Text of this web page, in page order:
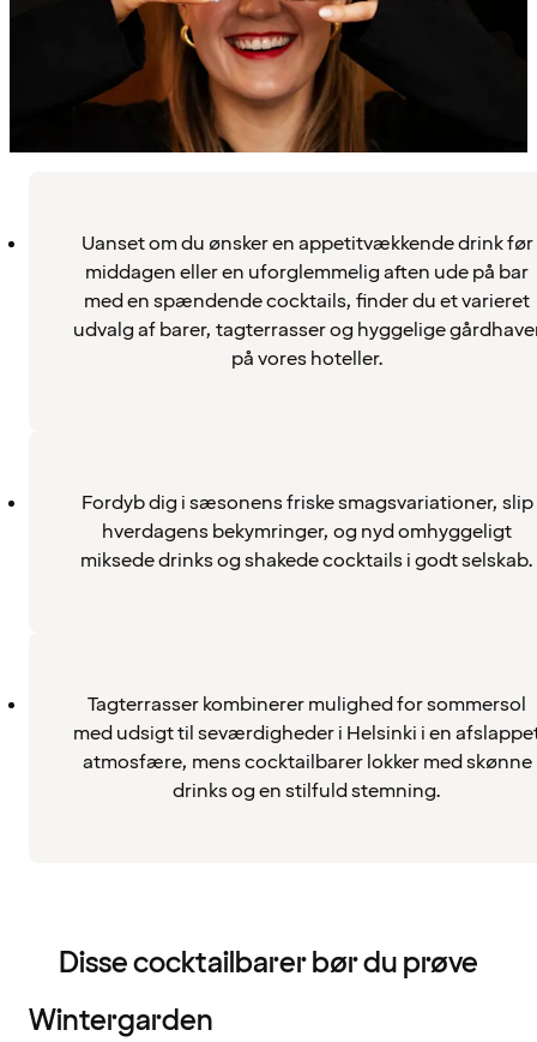
Uanset om du ønsker en appetitvækkende drink før
middagen eller en uforglemmelig aften ude på bar
med en spændende cocktails, finder du et varieret
udvalg af barer, tagterrasser og hyggelige
på vores hoteller.
Fordyb dig i sæsonens friske smagsvariationer, slip
hverdagens bekymringer, og nyd omhyggeligt
miksede drinks og shakede cocktails i godt selskab.
Tagterrasser kombinerer mulighed for sommersol
med udsigt til seværdigheder i Helsinki i en
atmosfære, mens cocktailbarer lokker med skønne
drinks og en stilfuld stemning.
Disse cocktailbarer bør du prøve
Wintergarden